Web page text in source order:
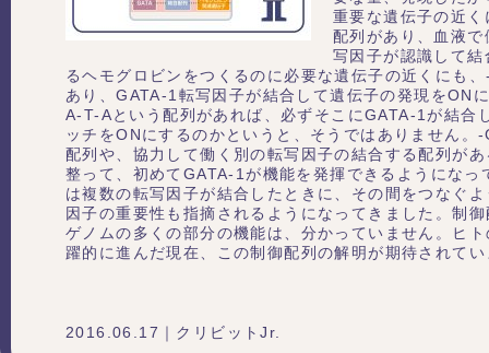
重要な遺伝子の近
配列があり、血液
写因子が認識して
るヘモグロビンをつくるのに必要な遺伝子の近くにも
あり、GATA-1転写因子が結合して遺伝子の発現をON
A-T-Aという配列があれば、必ずそこにGATA-1が結合
ッチをONにするのかというと、そうではありません
配列や、協力して働く別の転写因子の結合する配列が
整って、初めてGATA-1が機能を発揮できるようになっ
は複数の転写因子が結合したときに、その間をつなぐ
因子の重要性も指摘されるようになってきました。制
ゲノムの多くの部分の機能は、分かっていません。ヒ
躍的に進んだ現在、この制御配列の解明が期待されて
2016.06.17｜クリビットJr.